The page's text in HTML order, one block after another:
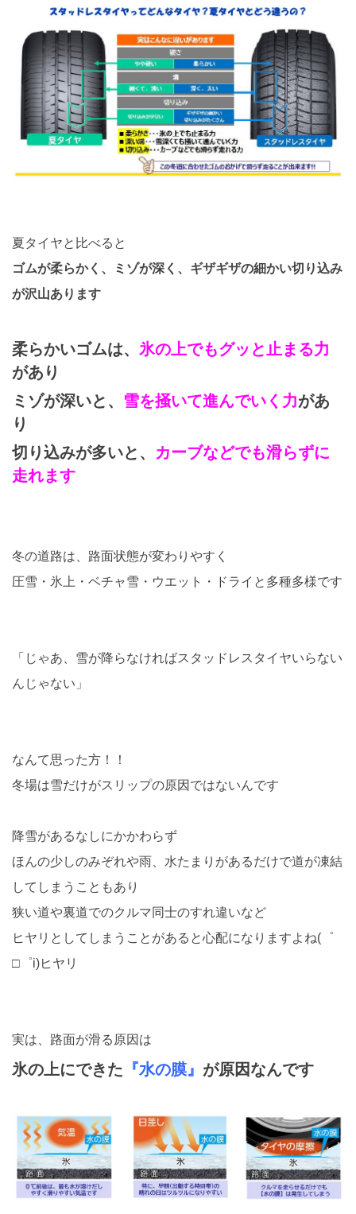
夏タイヤと比べると
ゴムが柔らかく、ミゾが深く、ギザギザの細かい切り込み
が沢山あります
柔らかいゴムは、 氷の上でもグッと止まる力
があり
ミゾが深いと、 雪を掻いて進んでいく力があ
り
切り込みが多いと、 カーブなどでも滑らずに
走れます
冬の道路は、路面状態が変わりやすく
圧雪・氷上・ベチャ雪・ウエット・ドライと多種多様です
「じゃあ、雪が降らなければスタッドレスタイヤいらない
んじゃない」
なんて思った方！！
冬場は雪だけがスリップの原因ではないんです
降雪があるなしにかかわらず
ほんの少しのみぞれや雨、水たまりがあるだけで道が凍結
してしまうこともあり
狭い道や裏道でのクルマ同士のすれ違いなど
ヒヤリとしてしまうことがあると心配になりますよね(゜
□゜i)ヒヤリ
実は、路面が滑る原因は
氷の上にできた 『水の膜』 が原因なんです